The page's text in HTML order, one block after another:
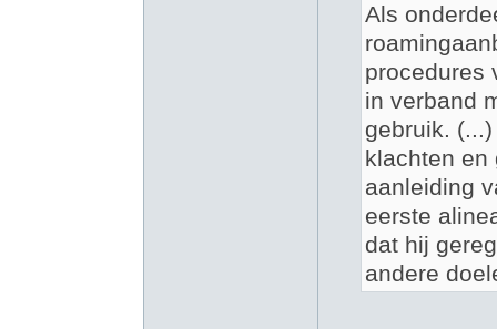
Als
procedures
in verband
gebruik.
klachten en
aanleiding
eerste
dat hij
andere